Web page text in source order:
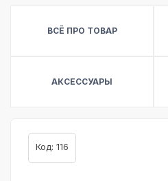
ВСЁ ПРО ТОВАР
АКСЕССУАРЫ
Код: 116